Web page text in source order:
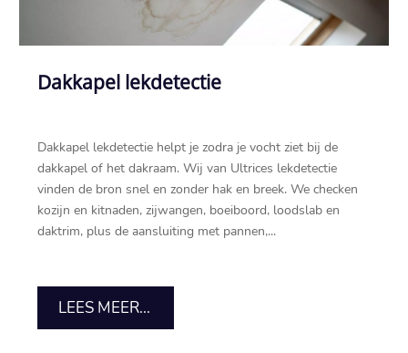
Dakkapel lekdetectie
Dakkapel lekdetectie helpt je zodra je vocht ziet bij de
dakkapel of het dakraam.​ Wij van Ultrices lekdetectie
vinden de bron snel en zonder hak en breek.​ We checken
kozijn en kitnaden, zijwangen, boeiboord, loodslab en
daktrim, plus de aansluiting met pannen,...
LEES MEER...